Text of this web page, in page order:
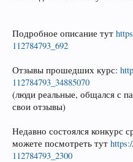
Подробное описание тут
112784793_692
Отзывы прошедших курс:
112784793_34885070
(люди реальные, общался с
свои отзывы)
Недавно состоялся конкурс
можете посмотреть тут
112784793_2300